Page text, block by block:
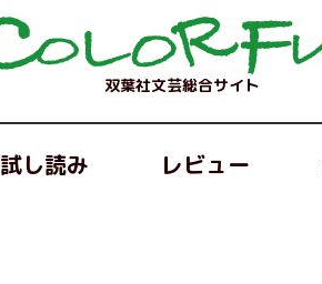
双葉社文芸総合サイト
試し読み レビュー